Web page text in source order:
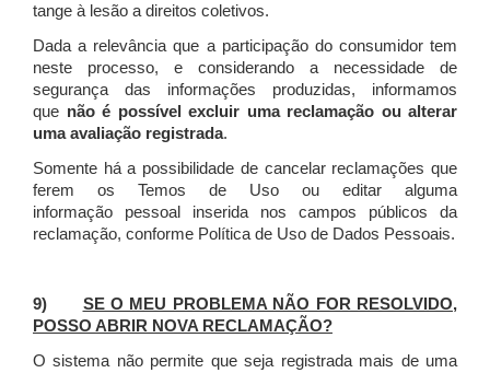
tange à lesão a direitos coletivos.
Dada a relevância que a participação do consumidor tem
neste processo, e considerando a necessidade de
segurança das informações produzidas, informamos
que não é possível excluir uma reclamação ou alterar
uma avaliação registrada.
Somente há a possibilidade de cancelar reclamações que
ferem os Temos de Uso ou editar alguma
informação pessoal inserida nos campos públicos da
reclamação, conforme Política de Uso de Dados Pessoais.
9) SE O MEU PROBLEMA NÃO FOR RESOLVIDO,
POSSO ABRIR NOVA RECLAMAÇÃO?
O sistema não permite que seja registrada mais de uma